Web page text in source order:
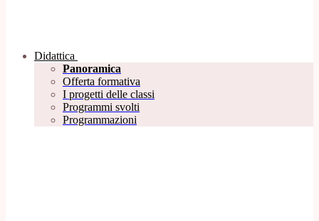
Didattica
Panoramica
Offerta formativa
I progetti delle classi
Programmi svolti
Programmazioni